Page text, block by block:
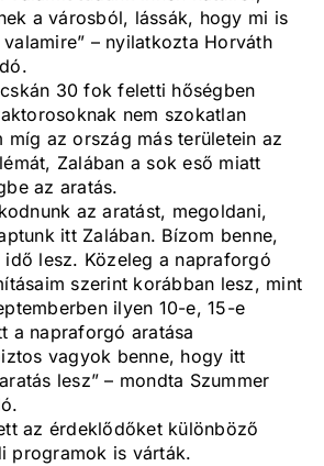
a városból, lássák, hogy mi is
– nyilatkozta Horváth
30 fok feletti hőségben
nem szokatlan
míg az ország más területein az
Zalában a sok eső miatt
az aratás.
az aratást, megoldani,
itt Zalában. Bízom benne,
lesz. Közeleg a napraforgó
szerint korábban lesz, mint
ilyen 10-e, 15-e
a napraforgó aratása
vagyok benne, hogy itt
lesz” – mondta Szummer
az érdeklődőket különböző
programok is várták.